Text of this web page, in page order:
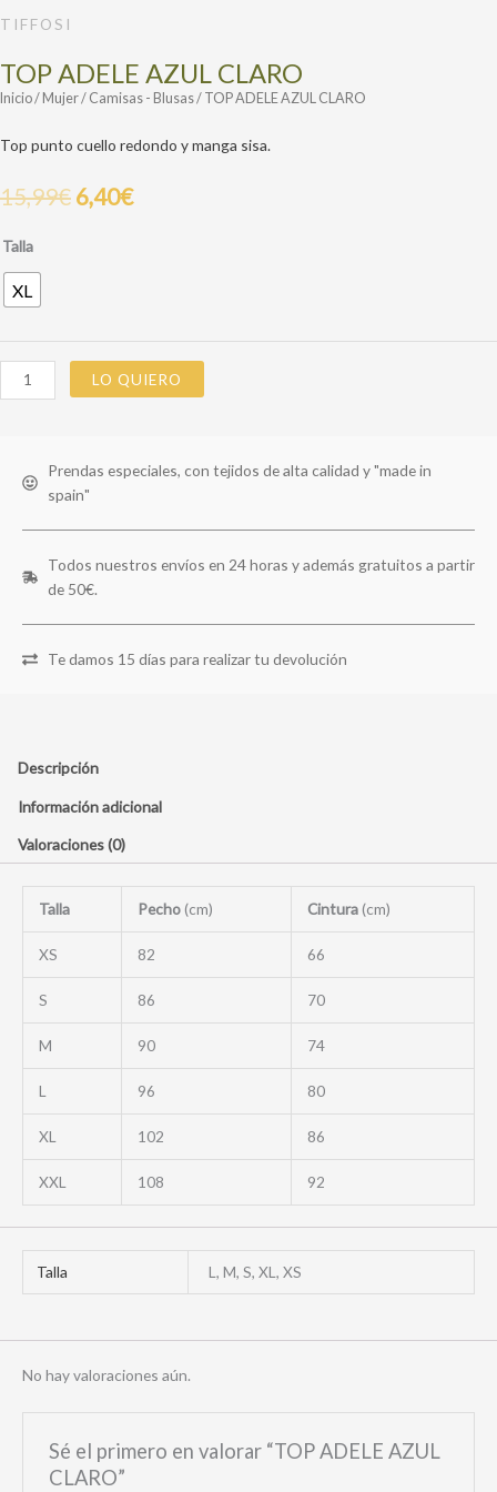
TIFFOSI
TOP ADELE AZUL CLARO
Inicio/ Mujer/ Camisas - Blusas/ TOP ADELE AZUL CLARO
Top punto cuello redondo y manga sisa.
15,99€ 6,40€
Talla
XL
LO QUIERO
Prendas especiales, con tejidos de alta calidad y "made in
spain"
Todos nuestros envíos en 24 horas y además gratuitos a partir
de 50€.
Te damos 15 días para realizar tu devolución
Descripción
Información adicional
Valoraciones (0)
Talla Pecho(cm) Cintura(cm)
XS 82 66
S 86 70
M 90 74
L 96 80
XL 102 86
XXL 108 92
Talla L, M, S, XL, XS
No hay valoraciones aún.
Sé el primero en valorar “TOP ADELE AZUL
CLARO”